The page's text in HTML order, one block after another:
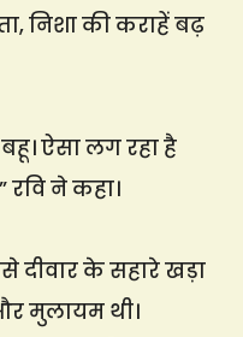
निशा की कराहें बढ़
बहू। ऐसा लग रहा है
रवि ने कहा।
दीवार के सहारे खड़ा
मुलायम थी।